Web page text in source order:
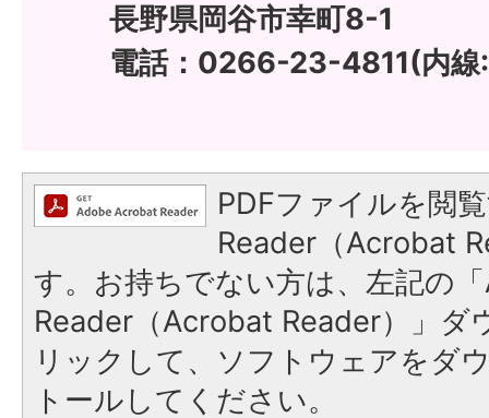
長野県岡谷市幸町8-1
電話：0266-23-4811(内線
PDFファイルを閲
Reader（Acrobat
す。お持ちでない方は、左記の
Reader（Acrobat Reader）」ダ
リックして、ソフトウェアをダ
トールしてください。